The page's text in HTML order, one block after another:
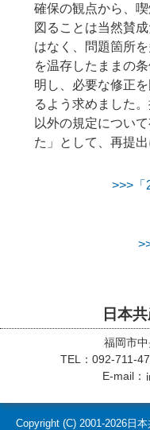
確保の観点から、
図ることは当然賛
はなく、問題箇所
を温存したままの
明し、必要な修正
るよう求めました
以外の規定につい
た」として、再提
>>>「
日本
福岡市
TEL：092-711-
E-mail：
Copyright (C) 2001-2026日本